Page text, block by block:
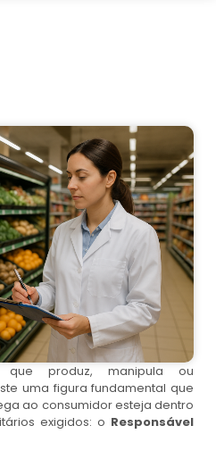
que produz, manipula ou
uma figura fundamental que
ao consumidor esteja dentro
exigidos: o Responsável